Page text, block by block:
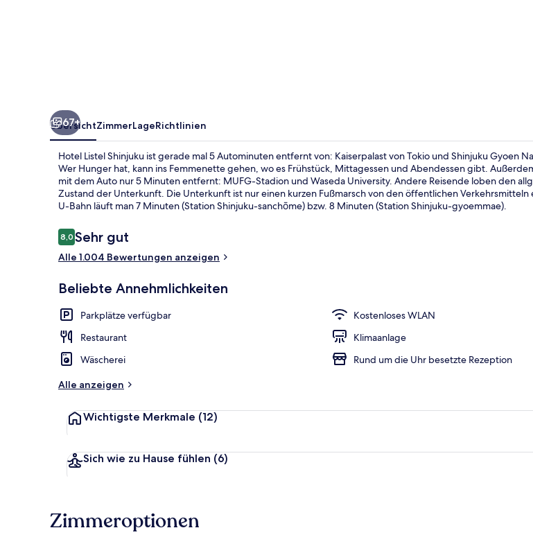
67+
ÜbersichtZimmerLageRichtlinien
Hotel Listel Shinjuku ist gerade mal 5 Autominuten entfernt von: Kaiserpalast von Tokio und Shinjuku Gyoen
Wer Hunger hat, kann ins Femmenette gehen, wo es Frühstück, Mittagessen und Abendessen gibt.
mit dem Auto nur 5 Minuten entfernt: MUFG-Stadion und Waseda University. Andere Reisende loben den
Zustand der Unterkunft. Die Unterkunft ist nur einen kurzen Fußmarsch von den öffentlichen
U-Bahn läuft man 7 Minuten (Station Shinjuku-sanchōme) bzw. 8 Minuten (Station Shinjuku-gyoemmae).
Bewertungen
8,08,0 von 10.
Sehr gut
Alle 1.004 Bewertungen anzeigen
Beliebte Annehmlichkeiten
Parkplätze verfügbar
Kostenloses WLAN
Restaurant
Klimaanlage
Wäscherei
Rund um die Uhr besetzte Rezeption
Alle anzeigen
Wichtigste Merkmale (12)
Sich wie zu Hause fühlen (6)
Zimmeroptionen